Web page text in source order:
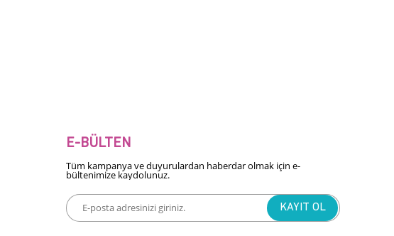
E-BÜLTEN
Tüm kampanya ve duyurulardan haberdar olmak için e-
bültenimize kaydolunuz.